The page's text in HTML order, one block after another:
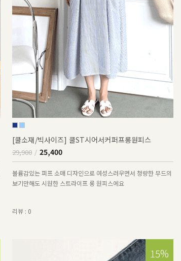
[쿨소재/빅사이즈] 쿨ST시어서커퍼프롱원피스
29,900 25,400
볼륨감있는 퍼프 소매 디자인으로 여성스러우면서 청량한 무드의
보기만해도 시원한 스트라이프 롱 원피스에요
리뷰 : 0
15%